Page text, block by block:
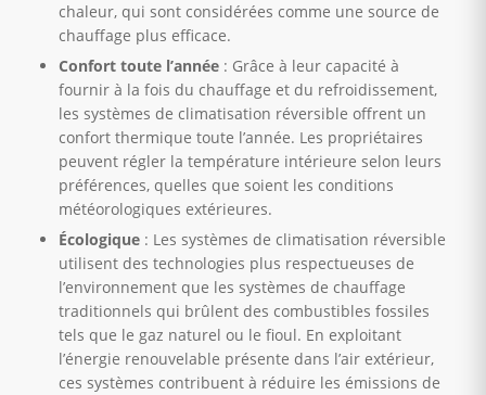
chaleur, qui sont considérées comme une source de
chauffage plus efficace.
Confort toute l’année : Grâce à leur capacité à
fournir à la fois du chauffage et du refroidissement,
les systèmes de climatisation réversible offrent un
confort thermique toute l’année. Les propriétaires
peuvent régler la température intérieure selon leurs
préférences, quelles que soient les conditions
météorologiques extérieures.
Écologique : Les systèmes de climatisation réversible
utilisent des technologies plus respectueuses de
l’environnement que les systèmes de chauffage
traditionnels qui brûlent des combustibles fossiles
tels que le gaz naturel ou le fioul. En exploitant
l’énergie renouvelable présente dans l’air extérieur,
ces systèmes contribuent à réduire les émissions de